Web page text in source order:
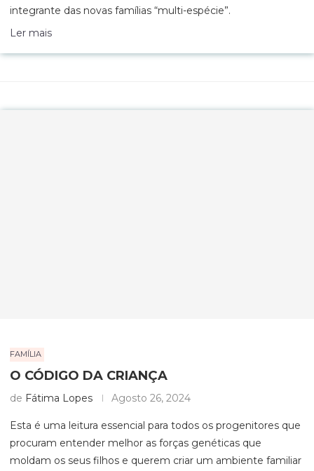
integrante das novas famílias “multi-espécie”.
Ler mais
FAMÍLIA
O CÓDIGO DA CRIANÇA
de Fátima Lopes Agosto 26, 2024
Esta é uma leitura essencial para todos os progenitores que
procuram entender melhor as forças genéticas que
moldam os seus filhos e querem criar um ambiente familiar